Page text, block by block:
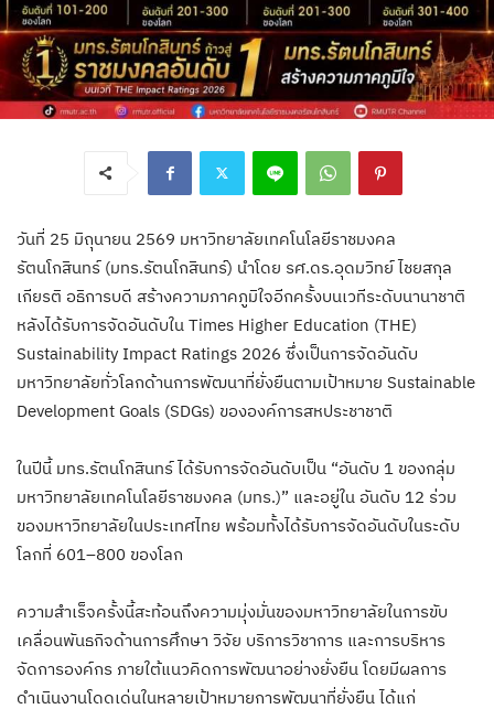
วันที่ 25 มิถุนายน 2569 มหาวิทยาลัยเทคโนโลยีราชมงคล
รัตนโกสินทร์ (มทร.รัตนโกสินทร์) นำโดย รศ.ดร.อุดมวิทย์ ไชยสกุล
เกียรติ อธิการบดี สร้างความภาคภูมิใจอีกครั้งบนเวทีระดับนานาชาติ
หลังได้รับการจัดอันดับใน Times Higher Education (THE)
Sustainability Impact Ratings 2026 ซึ่งเป็นการจัดอันดับ
มหาวิทยาลัยทั่วโลกด้านการพัฒนาที่ยั่งยืนตามเป้าหมาย Sustainable
Development Goals (SDGs) ขององค์การสหประชาชาติ
ในปีนี้ มทร.รัตนโกสินทร์ ได้รับการจัดอันดับเป็น “อันดับ 1 ของกลุ่ม
มหาวิทยาลัยเทคโนโลยีราชมงคล (มทร.)” และอยู่ใน อันดับ 12 ร่วม
ของมหาวิทยาลัยในประเทศไทย พร้อมทั้งได้รับการจัดอันดับในระดับ
โลกที่ 601–800 ของโลก
ความสำเร็จครั้งนี้สะท้อนถึงความมุ่งมั่นของมหาวิทยาลัยในการขับ
เคลื่อนพันธกิจด้านการศึกษา วิจัย บริการวิชาการ และการบริหาร
จัดการองค์กร ภายใต้แนวคิดการพัฒนาอย่างยั่งยืน โดยมีผลการ
ดำเนินงานโดดเด่นในหลายเป้าหมายการพัฒนาที่ยั่งยืน ได้แก่